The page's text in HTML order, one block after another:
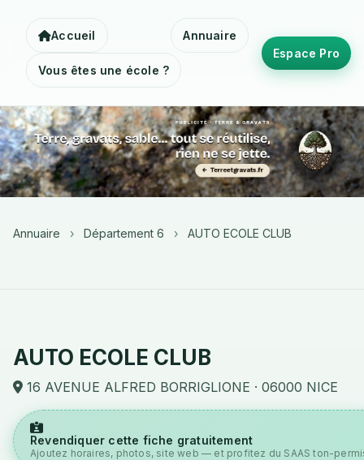
Accueil Annuaire
Vous êtes une école ?
Espace Pro
Annuaire › Département 6 › AUTO ECOLE CLUB
AUTO ECOLE CLUB
16 AVENUE ALFRED BORRIGLIONE · 06000 NICE
Revendiquer cette fiche gratuitement
Ajoutez horaires, photos, site web — et profitez du SAAS ton-